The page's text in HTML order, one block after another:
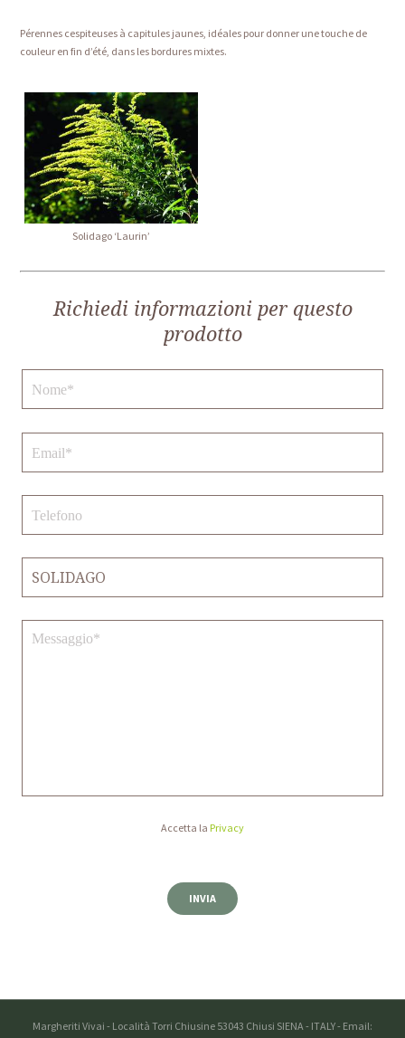
Pérennes cespiteuses à capitules jaunes, idéales pour donner une touche de
couleur en fin d’été, dans les bordures mixtes.
Solidago ‘Laurin’
Richiedi informazioni per questo
prodotto
Accetta la Privacy
Margheriti Vivai - Località Torri Chiusine 53043 Chiusi SIENA - ITALY - Email: